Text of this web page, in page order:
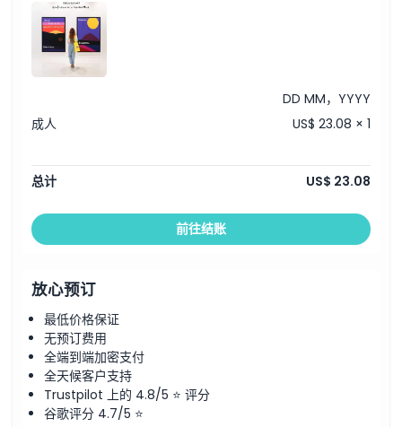
DD MM，YYYY
成人
US$ 23.08 × 1
总计 US$ 23.08
前往结账
放心预订
最低价格保证
无预订费用
全端到端加密支付
全天候客户支持
Trustpilot 上的 4.8/5 ⭐ 评分
谷歌评分 4.7/5 ⭐